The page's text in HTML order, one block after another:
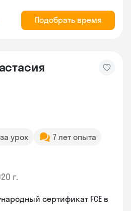
Подобрать время
урок
7 лет опыта
г.
сертификат FCE в